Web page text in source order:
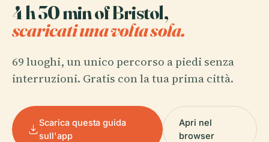
4 h 30 min of Bristol,
scaricati una volta sola.
69 luoghi, un unico percorso a piedi senza
interruzioni. Gratis con la tua prima città.
Scarica questa guida
sull'app
Apri nel
browser